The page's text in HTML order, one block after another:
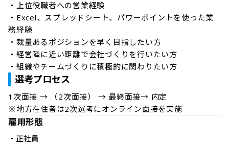
・上位役職者への営業経験
・Excel、スプレッドシート、パワーポイントを使った業
務経験
・裁量あるポジションを早く目指したい方
・経営陣に近い距離で会社づくりを行いたい方
選考プロセス
1次面接 → （2次面接） → 最終面接→ 内定
※地方在住者は2次選考にオンライン面接を実施
雇用形態
・正社員